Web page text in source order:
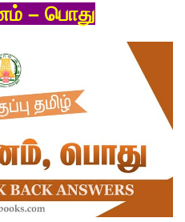
– பொது